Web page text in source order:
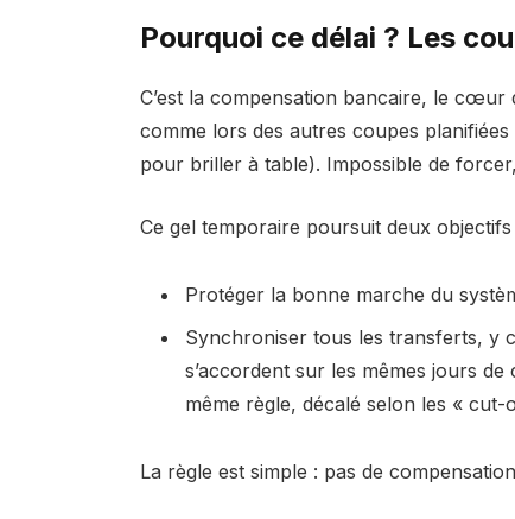
Pourquoi ce délai ? Les
C’est la compensation bancaire, le cœur
comme lors des autres coupes
pour briller à table). Impossible de
Ce gel temporaire poursuit deux objectifs
Protéger la bonne marche du
Synchroniser tous les transferts, y
s’accordent sur les mêmes jours
même règle, décalé selon les «
La règle est simple : pas de